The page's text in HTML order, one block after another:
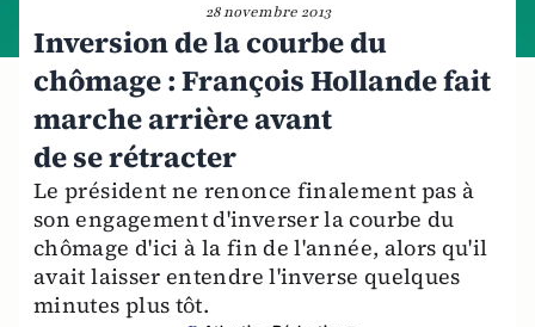
28 novembre 2013
Inversion de la courbe du
chômage : François Hollande fait
marche arrière avant
de se rétracter
Le président ne renonce finalement pas à
son engagement d'inverser la courbe du
chômage d'ici à la fin de l'année, alors qu'il
avait laisser entendre l'inverse quelques
minutes plus tôt.